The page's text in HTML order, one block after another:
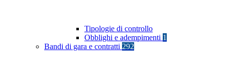
Tipologie di controllo
Obblighi e adempimenti 1
Bandi di gara e contratti 292